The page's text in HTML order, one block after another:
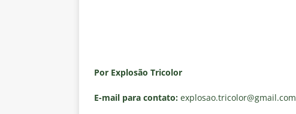
Por Explosão Tricolor
E-mail para contato: explosao.tricolor@gmail.com